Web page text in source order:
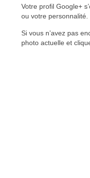
Votre profil Google+
ou votre personnalité.
Si vous n’avez pas
photo actuelle et